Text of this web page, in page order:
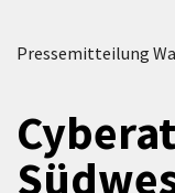
Tourismus
Freizeit & Kultur
Pressemitteilung